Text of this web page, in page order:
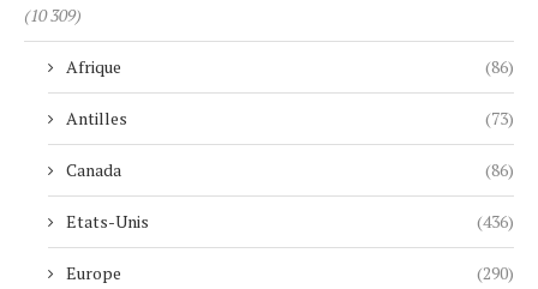
(10 309)
Afrique (86)
Antilles (73)
Canada (86)
Etats-Unis (436)
Europe (290)